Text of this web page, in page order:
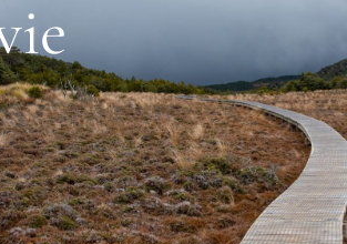
SCHLAGWÖRTER